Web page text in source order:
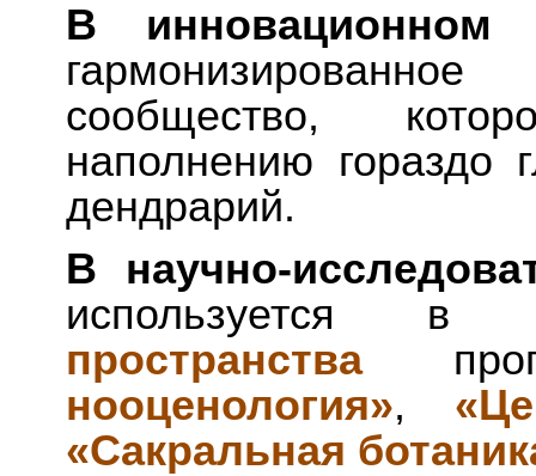
В инновационном
сообщество,
наполнению гораздо
дендрарий.
В научно-
используется
пространства
нооценология»,
«Сакральная